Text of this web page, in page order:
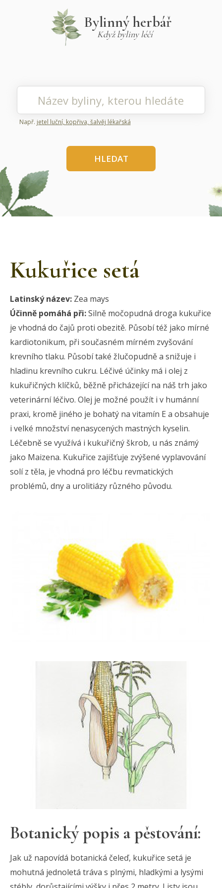
Bylinný herbář
Když byliny léčí
Např. jetel luční, kopřiva, šalvěj lékařská
HLEDAT
Kukuřice setá
Latinský název: Zea mays
Účinně pomáhá při:Silně močopudná droga kukuřice
je vhodná do čajů proti obezitě. Působí též jako mírné
kardiotonikum, při současném mírném zvyšování
krevního tlaku. Působí také žlučopudně a snižuje i
hladinu krevního cukru. Léčivé účinky má i olej z
kukuřičných klíčků, běžně přicházející na náš trh jako
veterinární léčivo. Olej je možné použít i v humánní
praxi, kromě jiného je bohatý na vitamín E a obsahuje
i velké množství nenasycených mastných kyselin.
Léčebně se využívá i kukuřičný škrob, u nás známý
jako Maizena. Kukuřice zajišťuje zvýšené vyplavování
solí z těla, je vhodná pro léčbu revmatických
problémů, dny a urolitiázy různého původu.
Botanický popis a pěstování:
Jak už napovídá botanická čeleď, kukuřice setá je
mohutná jednoletá tráva s plnými, hladkými a lysými